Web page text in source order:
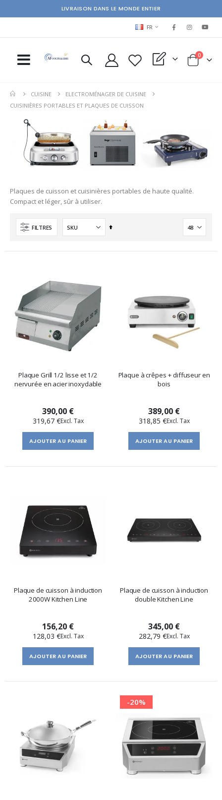
LIVRAISON DANS LE MONDE ENTIER
LANGUAGE
FR
My Quote Cart
0items
CUISINE
ELECTROMÉNAGER DE CUISINE
CUISINIÈRES PORTABLES ET PLAQUES DE CUISSON
Plaques de cuisson et cuisinières portables de haute qualité.
Compact et léger, sûr à utiliser.
FILTRES
Ordre
Plaque Grill 1/2 lisse et 1/2
nervurée en acier inoxydable
390,00 €
319,67 €
AJOUTER AU PANIER
Plaque à crêpes + diffuseur en
bois
389,00 €
318,85 €
AJOUTER AU PANIER
Plaque de cuisson à induction
2000W Kitchen Line
156,20 €
128,03 €
AJOUTER AU PANIER
Plaque de cuisson à induction
double Kitchen Line
345,00 €
282,79 €
AJOUTER AU PANIER
-20%